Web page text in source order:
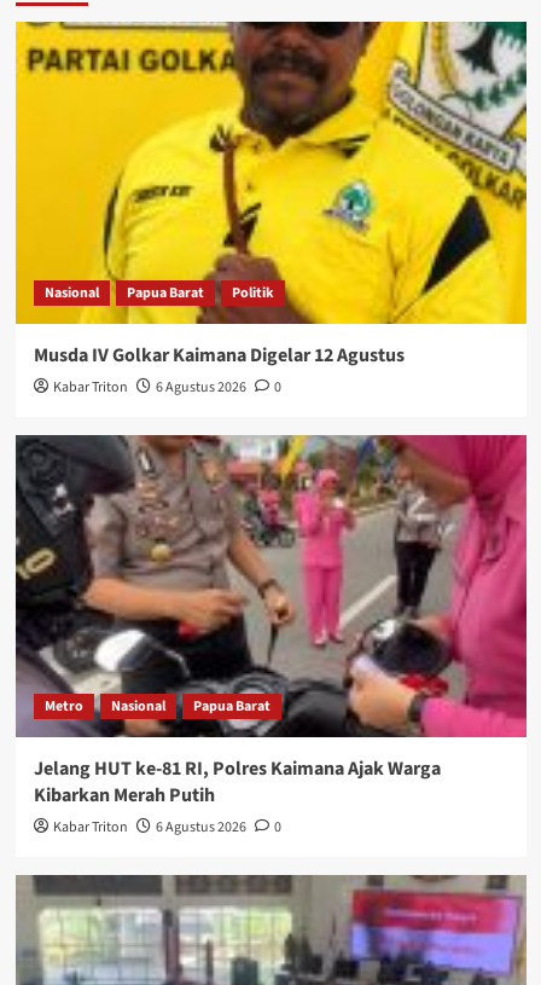
Nasional Papua Barat Politik
Musda IV Golkar Kaimana Digelar 12 Agustus
Kabar Triton 6 Agustus 2026 0
Metro Nasional Papua Barat
Jelang HUT ke-81 RI, Polres Kaimana Ajak Warga
Kibarkan Merah Putih
Kabar Triton 6 Agustus 2026 0